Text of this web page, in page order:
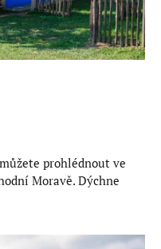
prohlédnout ve
Moravě. Dýchne